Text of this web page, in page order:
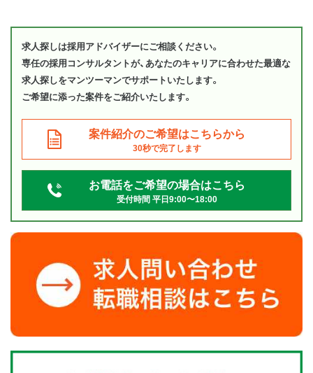
求人探しは採用アドバイザーにご相談ください。
専任の採用コンサルタントが、あなたのキャリアに合わせた最適な
求人探しをマンツーマンでサポートいたします。
ご希望に添った案件をご紹介いたします。
案件紹介のご希望はこちらから
30秒で完了します
お電話をご希望の場合はこちら
受付時間 平日9:00〜18:00